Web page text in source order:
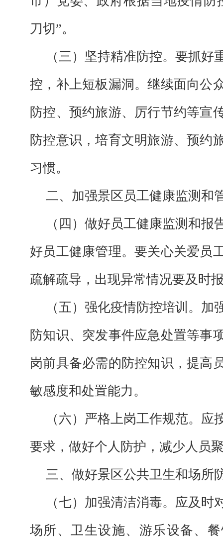
刀切”。
（三）坚持精准防控。要抓好
控，补上短板漏洞 。继续面向公
防控、预约旅游、厉行节约等宣
防控意识，培育文明旅游、预约
习惯。
二、加强景区员工健康监测和
（四）做好员工健康监测和报
好员工健康管理。要关心关爱员
疏解疏导，出现异常情况要及时
（五）强化疫情防控培训。加
防知识、突发事件应急处置等事
岗前具备必需的防控知识，提高
敏感度和处置能力。
（六）严格上岗工作规范。应
要求，做好个人防护，减少人员
三、做好景区公共卫生和场所
（七）加强清洁消毒。应及时
场所、卫生设施、游乐设备、